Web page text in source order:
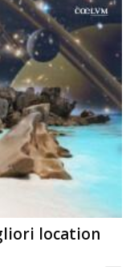
location